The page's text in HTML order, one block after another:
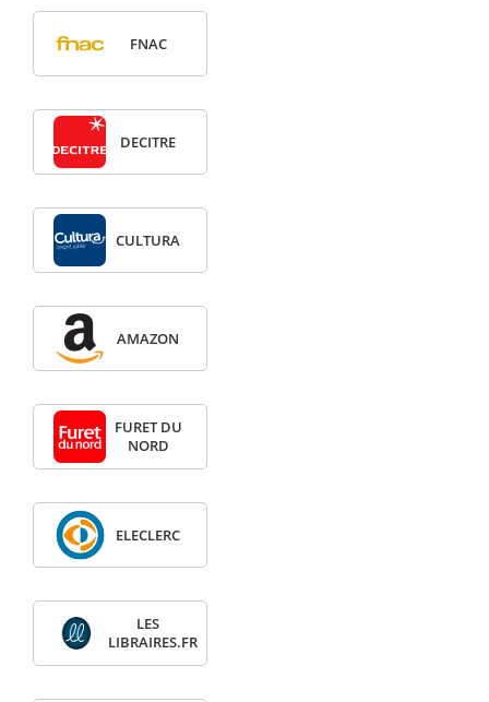
FNAC
DECITRE
CULTURA
AMAZON
FURET DU
NORD
ELECLERC
LES
LIBRAIRES.FR